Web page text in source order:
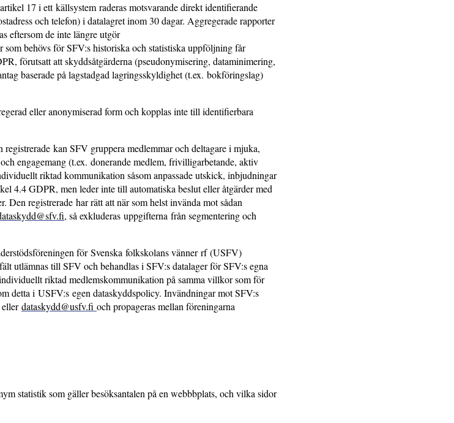
17 i ett källsystem raderas motsvarande direkt identifierande
och telefon) i datalagret inom 30 dagar. Aggregerade rapporter
eftersom de inte längre utgör
behövs för SFV:s historiska och statistiska uppföljning får
förutsatt att skyddsåtgärderna (pseudonymisering, dataminimering,
baserade på lagstadgad lagringsskyldighet (t.ex. bokföringslag)
eller anonymiserad form och kopplas inte till identifierbara
kan SFV gruppera medlemmar och deltagare i mjuka,
engagemang (t.ex. donerande medlem, frivilligarbetande, aktiv
riktad kommunikation såsom anpassade utskick, inbjudningar
4.4 GDPR, men leder inte till automatiska beslut eller åtgärder med
Den registrerade har rätt att när som helst invända mot sådan
, så exkluderas uppgifterna från segmentering och
för Svenska folkskolans vänner rf (USFV)
utlämnas till SFV och behandlas i SFV:s datalager för SFV:s egna
riktad medlemskommunikation på samma villkor som för
detta i USFV:s egen dataskyddspolicy. Invändningar mot SFV:s
ellerdataskydd@usfv.fi och propageras mellan föreningarna
statistik som gäller besöksantalen på en webbbplats, och vilka sidor